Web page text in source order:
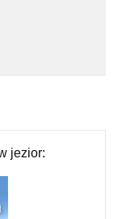
jezior: